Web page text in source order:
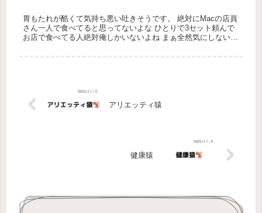
胃もたれが酷くて気持ち悪い吐きそうです。 絶対にMacの店員
さん一人で食べてると思ってないよな ひとりで3セット頼んで
お店で食べてる人絶対俺しかいないよね まぁ全然気にしないけ
アリエッティ猿
健康猿